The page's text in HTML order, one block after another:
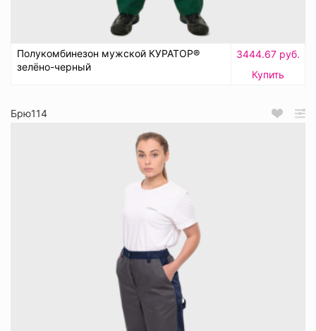
Полукомбинезон мужской КУРАТОР®
зелёно-черный
3444.67 руб.
Купить
Брю114